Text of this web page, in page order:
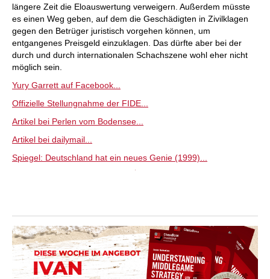
längere Zeit die Eloauswertung verweigern. Außerdem müsste
es einen Weg geben, auf dem die Geschädigten in Zivilklagen
gegen den Betrüger juristisch vorgehen können, um
entgangenes Preisgeld einzuklagen. Das dürfte aber bei der
durch und durch internationalen Schachszene wohl eher nicht
möglich sein.
Yury Garrett auf Facebook...
Offizielle Stellungnahme der FIDE...
Artikel bei Perlen vom Bodensee...
Artikel bei dailymail...
Spiegel: Deutschland hat ein neues Genie (1999)...